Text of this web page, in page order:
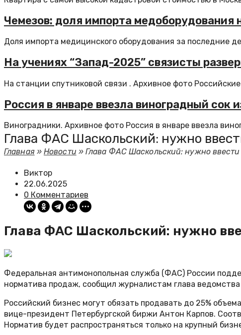
Чемезов: доля импорта медоборудования
Доля импорта медицинского оборудования за последние
На учениях “Запад-2025” связисты
На станции спутниковой связи . Архивное фото
Россия в январе ввезла виноградный
Виноградники. Архивное фото Россия в январе ввезла
Глава ФАС Шаскольский: нужно
Главная»Новости »Глава ФАС Шаскольский: нужно
Виктор
22.06.2025
0 Комментариев
Глава ФАС Шаскольский: нужно
Федеральная антимонопольная служба (ФАС) России
норматива продаж, сообщил журналистам глава
Российский бизнес могут обязать продавать до 25%
вице-президент Петербургской биржи Антон Карпов.
Норматив будет распространяться только на крупный